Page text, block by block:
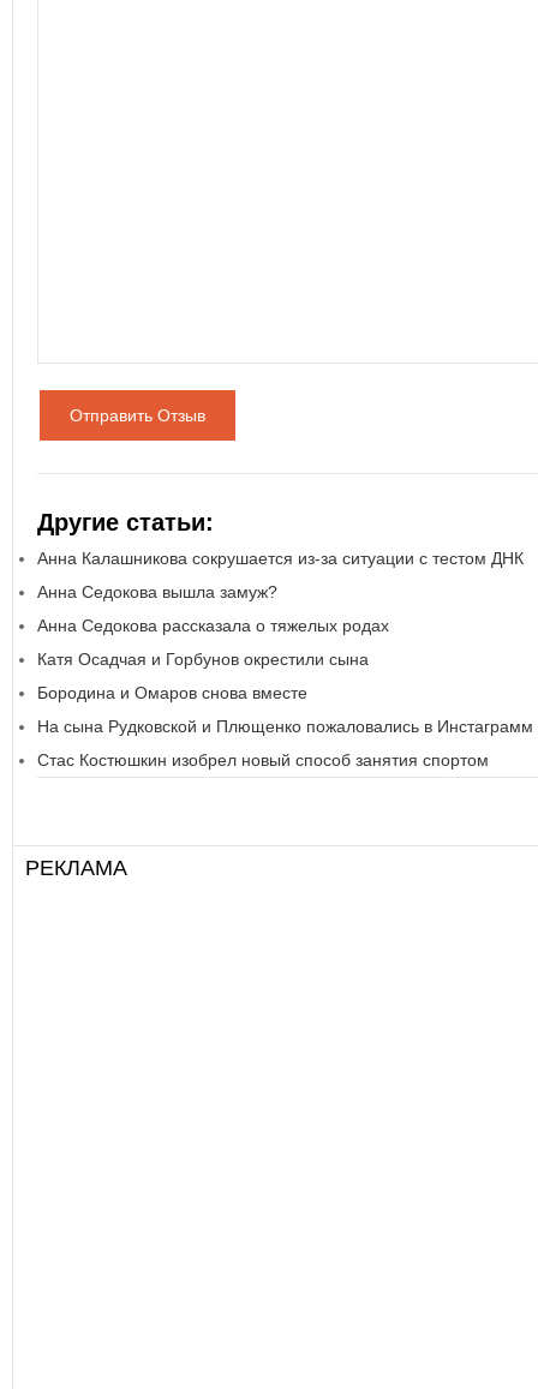
Отправить Отзыв
Другие статьи:
Анна Калашникова сокрушается из-за ситуации с тестом ДНК
Анна Седокова вышла замуж?
Анна Седокова рассказала о тяжелых родах
Катя Осадчая и Горбунов окрестили сына
Бородина и Омаров снова вместе
На сына Рудковской и Плющенко пожаловались в Инстаграмм
Стас Костюшкин изобрел новый способ занятия спортом
РЕКЛАМА